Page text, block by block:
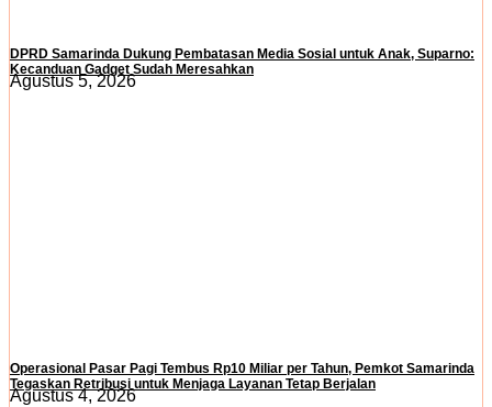
DPRD Samarinda Dukung Pembatasan Media Sosial untuk Anak, Suparno:
Kecanduan Gadget Sudah Meresahkan
Agustus 5, 2026
Operasional Pasar Pagi Tembus Rp10 Miliar per Tahun, Pemkot Samarinda
Tegaskan Retribusi untuk Menjaga Layanan Tetap Berjalan
Agustus 4, 2026